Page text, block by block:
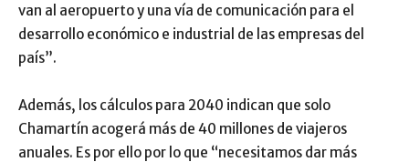
van al aeropuerto y una vía de comunicación para el
desarrollo económico e industrial de las empresas del
país”.
Además, los cálculos para 2040 indican que solo
Chamartín acogerá más de 40 millones de viajeros
anuales. Es por ello por lo que “necesitamos dar más